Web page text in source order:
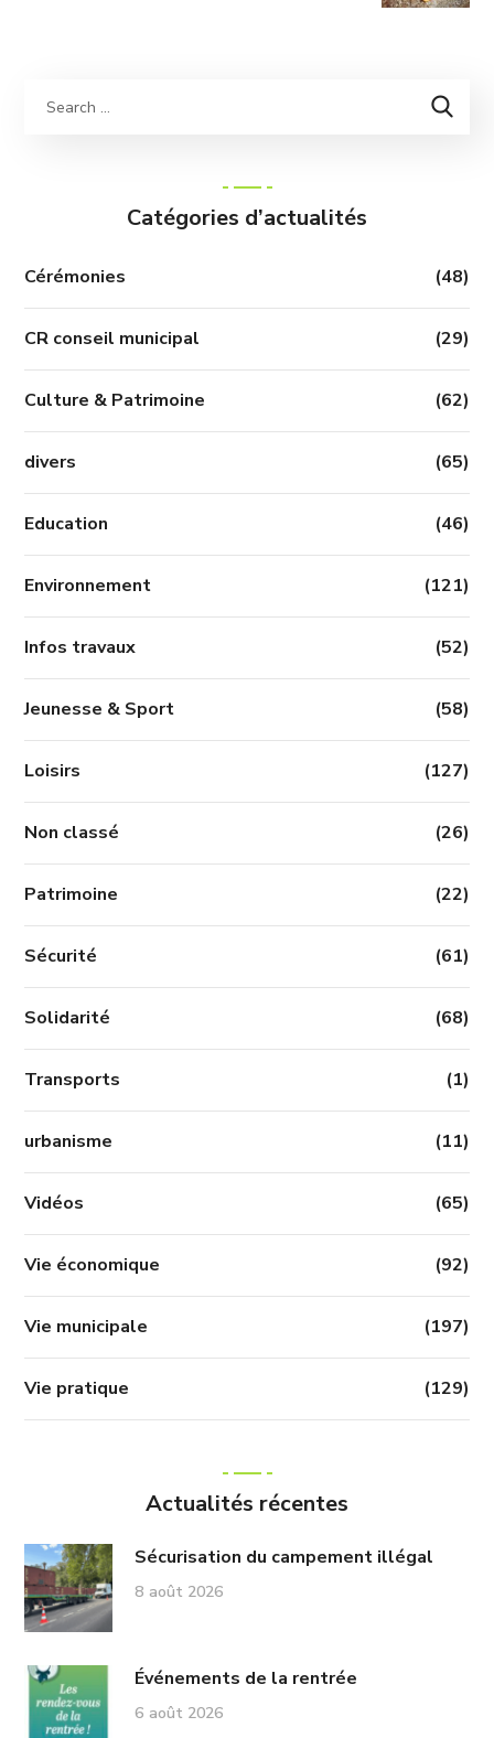
Catégories d’actualités
Cérémonies (48)
CR conseil municipal (29)
Culture & Patrimoine (62)
divers (65)
Education (46)
Environnement (121)
Infos travaux (52)
Jeunesse & Sport (58)
Loisirs (127)
Non classé (26)
Patrimoine (22)
Sécurité (61)
Solidarité (68)
Transports (1)
urbanisme (11)
Vidéos (65)
Vie économique (92)
Vie municipale (197)
Vie pratique (129)
Actualités récentes
Sécurisation du campement illégal
8 août 2026
Événements de la rentrée
6 août 2026